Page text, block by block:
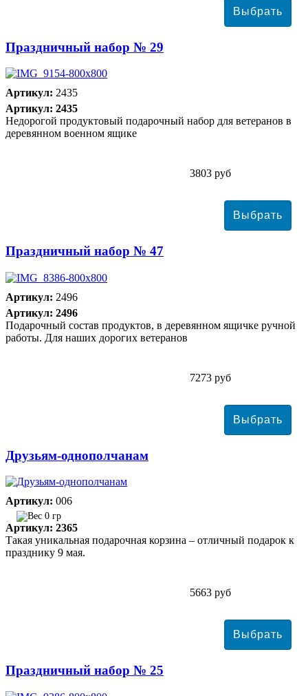
Праздничный набор № 29
Артикул: 2435
Артикул: 2435
Недорогой продуктовый подарочный набор для ветеранов в
деревянном военном ящике
3803 руб
Праздничный набор № 47
Артикул: 2496
Артикул: 2496
Подарочный состав продуктов, в деревянном ящичке ручной
работы. Для наших дорогих ветеранов
7273 руб
Друзьям-однополчанам
Артикул: 006
0 гр
Артикул: 2365
Такая уникальная подарочная корзина – отличный подарок к
празднику 9 мая.
5663 руб
Праздничный набор № 25